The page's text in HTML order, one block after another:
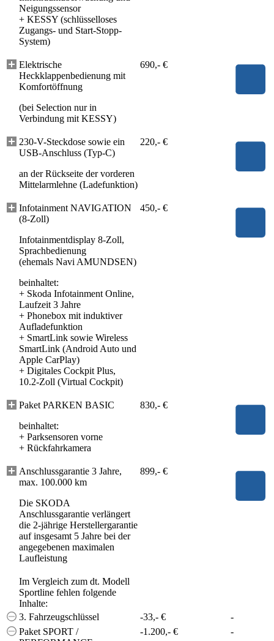
Neigungssensor
+ KESSY (schlüsselloses
Zugangs- und Start-Stopp-
System)
Elektrische
Heckklappenbedienung mit
Komfortöffnung
(bei Selection nur in
Verbindung mit KESSY)
690,- €
230-V-Steckdose sowie ein
USB-Anschluss (Typ-C)
an der Rückseite der vorderen
Mittelarmlehne (Ladefunktion)
220,- €
Infotainment NAVIGATION
(8-Zoll)
Infotainmentdisplay 8-Zoll,
Sprachbedienung
(ehemals Navi AMUNDSEN)
beinhaltet:
+ Skoda Infotainment Online,
Laufzeit 3 Jahre
+ Phonebox mit induktiver
Aufladefunktion
+ SmartLink sowie Wireless
SmartLink (Android Auto und
Apple CarPlay)
+ Digitales Cockpit Plus,
10.2-Zoll (Virtual Cockpit)
450,- €
Paket PARKEN BASIC
beinhaltet:
+ Parksensoren vorne
+ Rückfahrkamera
830,- €
Anschlussgarantie 3 Jahre,
max. 100.000 km
Die SKODA
Anschlussgarantie verlängert
die 2-jährige Herstellergarantie
auf insgesamt 5 Jahre bei der
angegebenen maximalen
Laufleistung
899,- €
Im Vergleich zum dt. Modell
Sportline fehlen folgende
Inhalte:
3. Fahrzeugschlüssel
-33,- €
-
Paket SPORT /
-1.200,- € -